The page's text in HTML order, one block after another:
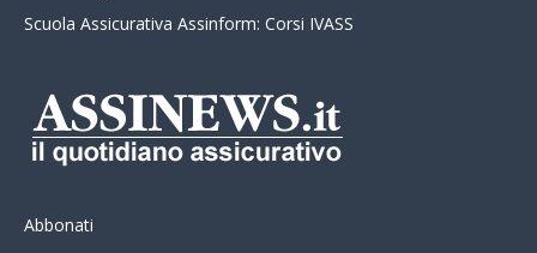
Scuola Assicurativa Assinform: Corsi IVASS
Abbonati